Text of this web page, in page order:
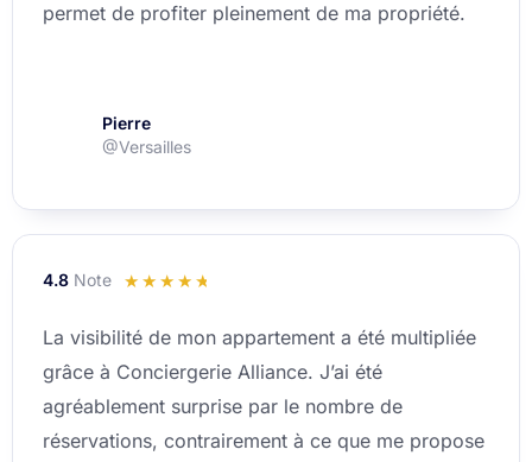
permet de profiter pleinement de ma propriété.
Pierre
@Versailles
4.8 Note ☆ ☆ ☆ ☆ ☆
sur
5
La visibilité de mon appartement a été multipliée
grâce à Conciergerie Alliance. J’ai été
agréablement surprise par le nombre de
réservations, contrairement à ce que me propose